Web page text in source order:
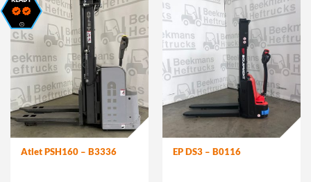
Atlet PSH160 – B3336 EP DS3 – B0116